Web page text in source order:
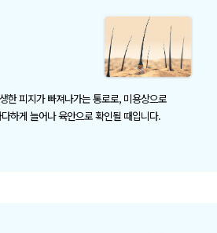
한 피지가 빠져나가는 통로로, 미용상으로
하게 늘어나 육안으로확인될 때입니다.